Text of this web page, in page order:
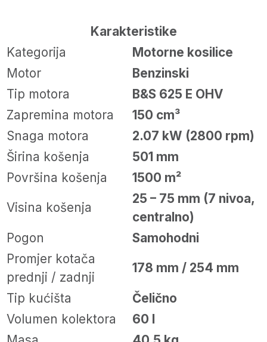
Karakteristike
Kategorija
Motorne kosilice
Motor
Benzinski
Tip motora
B&S 625 E OHV
Zapremina motora
150 cm³
Snaga motora
2.07 kW (2800 rpm)
Širina košenja
501 mm
Površina košenja
1500 m²
Visina košenja
25 – 75 mm (7 nivoa,
centralno)
Pogon
Samohodni
Promjer kotača
prednji / zadnji
178 mm / 254 mm
Tip kućišta
Čelično
Volumen kolektora
60 l